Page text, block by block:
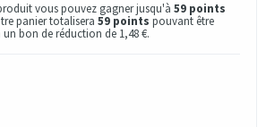
vous pouvez gagner jusqu'à 59 points
panier totalisera 59 points pouvant être
un bon de réduction de 1,48 €.